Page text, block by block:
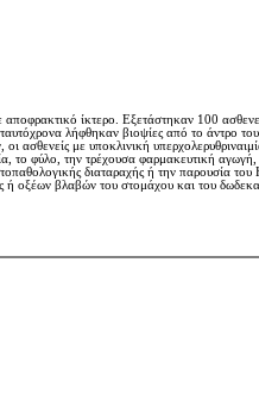
ίκτερο. Εξετάστηκαν 100
λήφθηκαν βιοψίες από το άντρο
με υποκλινική
φύλο, την τρέχουσα φαρμακευτική
διαταραχής ή την παρουσία
ή οξέων βλαβών του στομάχου και του